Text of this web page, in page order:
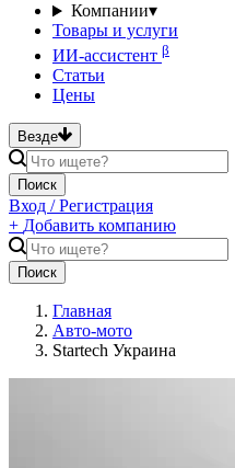
Компании▾
Товары и услуги
ИИ-ассистент β
Статьи
Цены
Везде
Поиск
Вход / Регистрация
+ Добавить компанию
Поиск
Главная
Авто-мото
Startech Украина